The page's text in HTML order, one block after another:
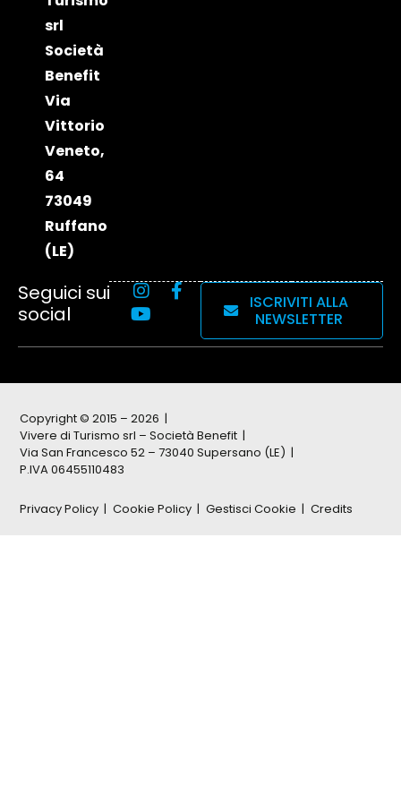
srl
Società
Benefit
Via
Vittorio
Veneto,
64
73049
Ruffano
(LE)
Seguici sui
social
ISCRIVITI ALLA
NEWSLETTER
Copyright © 2015 – 2026
Vivere di Turismo srl – Società Benefit
Via San Francesco 52 – 73040 Supersano (LE)
P.IVA 06455110483
Privacy Policy Cookie Policy Gestisci Cookie Credits